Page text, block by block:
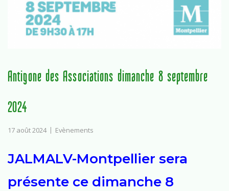
Antigone des Associations dimanche 8 septembre
2024
17 août 2024 Evènements
JALMALV-Montpellier sera
présente ce dimanche 8